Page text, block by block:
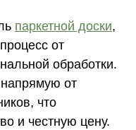
паркетной доски,
от
обработки.
от
что
и честную цену.